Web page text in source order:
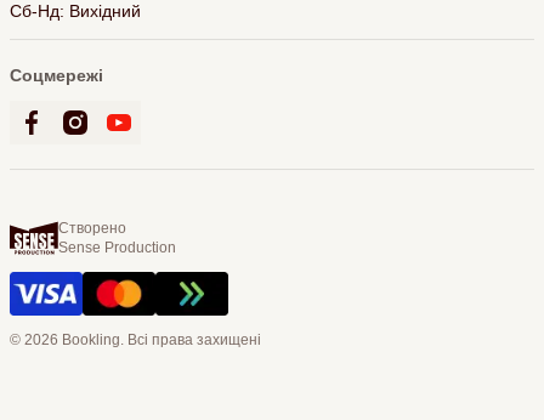
Сб-Нд: Вихідний
Соцмережі
Створено
Sense Production
© 2026 Bookling. Всі права захищені